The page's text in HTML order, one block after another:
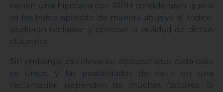
tienen una hipoteca con IRPH consideraran que si
se les había aplicado de manera abusiva el índice,
pudieran reclamar y obtener la nulidad de dichas
cláusulas.
Sin embargo, es relevante destacar que cada caso
es único, y las posibilidades de éxito en una
reclamación dependen de muchos factores. Si